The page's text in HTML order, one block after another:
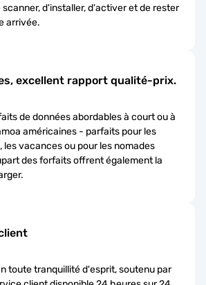
d'installer, d'activer et de rester
arrivée.
excellent rapport qualité-prix.
de données abordables à court ou à
américaines - parfaits pour les
vacances ou pour les nomades
des forfaits offrent également la
toute tranquillité d'esprit, soutenu par